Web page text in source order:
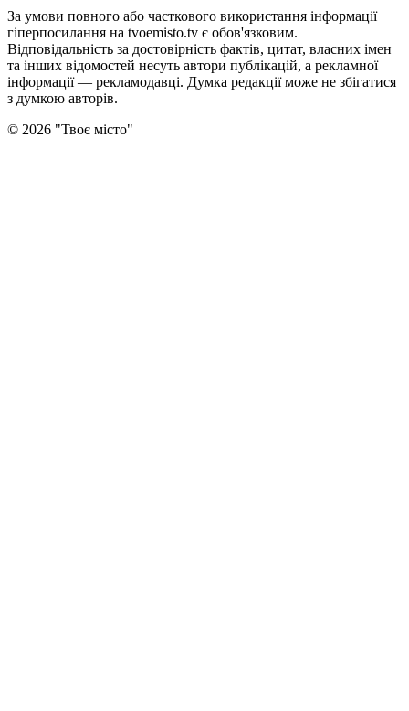
За умови повного або часткового використання iнформацiї
гіперпосилання на tvoemisto.tv є обов'язковим.
Відповідальність за достовірність фактів, цитат, власних імен
та інших відомостей несуть автори публікацій, а рекламної
інформації — рекламодавці. Думка редакцiї може не збiгатися
з думкою авторiв.
© 2026 "Твоє місто"